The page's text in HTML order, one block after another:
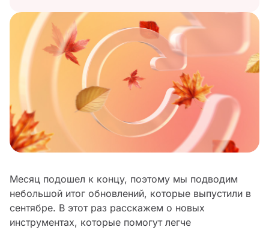
Месяц подошел к концу, поэтому мы подводим
небольшой итог обновлений, которые выпустили в
сентябре. В этот раз расскажем о новых
инструментах, которые помогут легче